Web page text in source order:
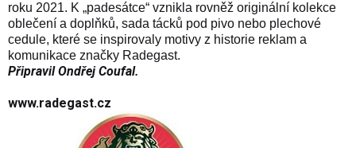
roku 2021. K „padesátce“ vznikla rovněž originální kolekce
oblečení a doplňků, sada tácků pod pivo nebo plechové
cedule, které se inspirovaly motivy z historie reklam a
komunikace značky Radegast.
Připravil Ondřej Coufal.
www.radegast.cz